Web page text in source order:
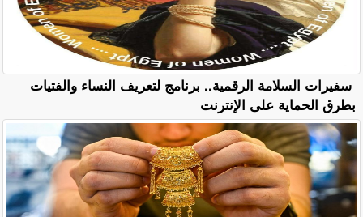
سفيرات السلامة الرقمية.. برنامج لتعريف النساء والفتيات
بطرق الحماية على الإنترنت